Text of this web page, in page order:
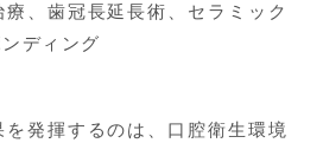
、歯冠長延長術、セラミック
ディング
を発揮するのは、口腔衛生環境